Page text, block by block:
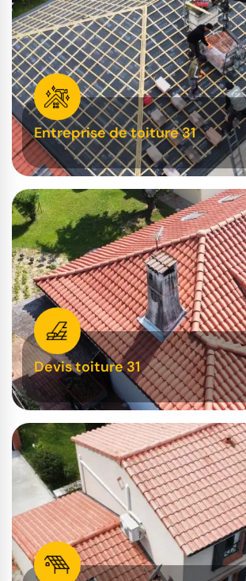
Entreprise de toiture 31
Devis toiture 31